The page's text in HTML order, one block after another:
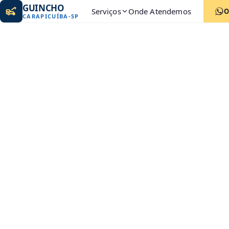
GUINCHO
CARAPICUÍBA-SP Serviços Onde Atendemos